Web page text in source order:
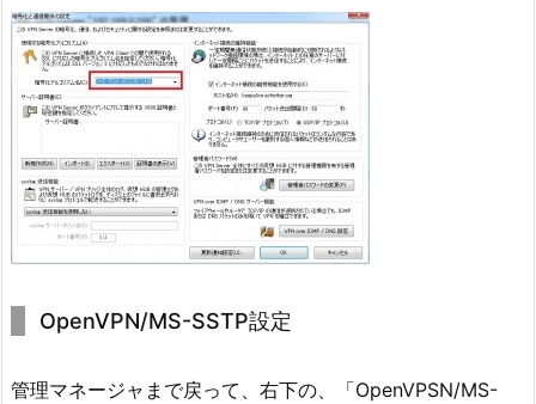
OpenVPN/MS-SSTP設定
管理マネージャまで戻って、右下の、「OpenVPSN/MS-